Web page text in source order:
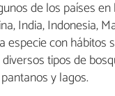
de los países
India, Indonesia,
especie con hábitos
tipos de
y lagos.